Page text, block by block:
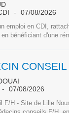
07/08/2026
emploi en CDI,
bénéficiant d'une
07/08/2026
F/H - Site de Lille